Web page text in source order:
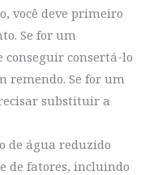
você deve primeiro
Se for um
conseguir consertá-lo
remendo. Se for um
substituir a
de água reduzido
de fatores, incluindo